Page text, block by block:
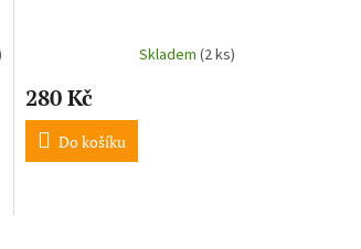
Skladem (2 ks)
280 Kč
Do košíku